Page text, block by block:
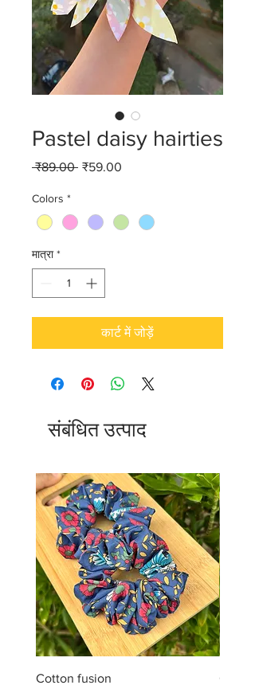
Pastel daisy hairties
₹89.00 नियमित
₹59.00
Colors *
मात्रा *
कार्ट में जोड़ें
संबंधित उत्पाद
Cotton fusion